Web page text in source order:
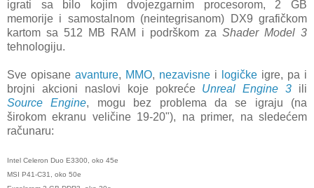
igrati sa bilo kojim dvojezgarnim procesorom, 2 GB
memorije i samostalnom (neintegrisanom) DX9 grafičkom
kartom sa 512 MB RAM i podrškom za Shader Model 3
tehnologiju.
Sve opisane avanture, MMO, nezavisne i logičke igre, pa i
brojni akcioni naslovi koje pokreće Unreal Engine 3 ili
Source Engine, mogu bez problema da se igraju (na
širokom ekranu veličine 19-20"), na primer, na sledećem
računaru:
Intel Celeron Duo E3300, oko 45e
MSI P41-C31, oko 50e